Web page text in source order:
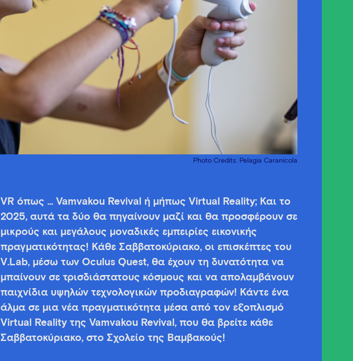
Photo Credits: Pelagia Caranicola
VR όπως … Vamvakou Revival ή μήπως Virtual Reality; Και το
2025, αυτά τα δύο θα πηγαίνουν μαζί και θα προσφέρουν σε
μικρούς και μεγάλους μοναδικές εμπειρίες εικονικής
πραγματικότητας! Κάθε Σαββατοκύριακο, οι επισκέπτες του
V.Lab, μέσω των Oculus Quest, θα έχουν τη δυνατότητα να
μπαίνουν σε τρισδιάστατους κόσμους και να απολαμβάνουν
παιχνίδια υψηλών τεχνολογικών προδιαγραφών! Κάντε ένα
άλμα σε μια νέα πραγματικότητα μέσα από τον εξοπλισμό
Virtual Reality της Vamvakou Revival, που θα βρείτε κάθε
Σαββατοκύριακο, στο Σχολείο της Βαμβακούς!